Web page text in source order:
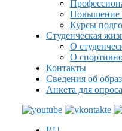
Повышение
Курсы
Студенческая
О
О
Контакты
Сведения об
Анкета для опроса